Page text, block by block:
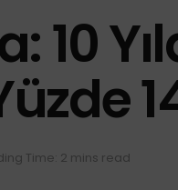
10
Time: 2 mins read